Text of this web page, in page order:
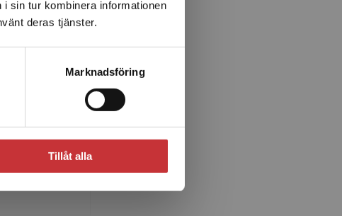
sin tur kombinera informationen
deras tjänster.
Marknadsföring
Tillåt alla
i
universitet
genus